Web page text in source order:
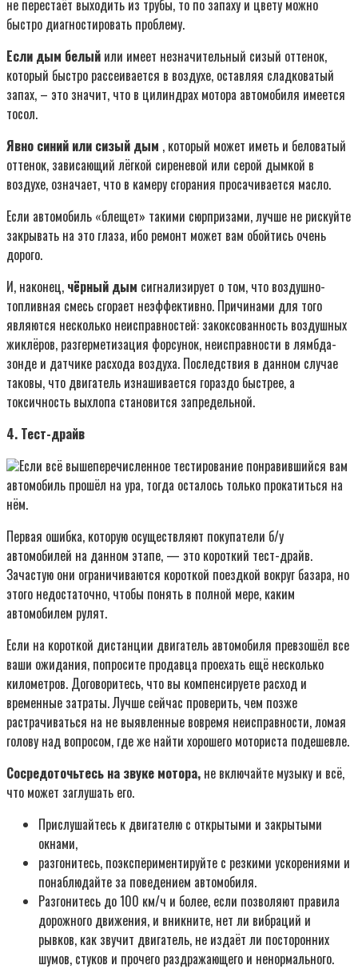
не перестаёт выходить из трубы, то по запаху и цвету можно
быстро диагностировать проблему.
Если дым белый или имеет незначительный сизый оттенок,
который быстро рассеивается в воздухе, оставляя сладковатый
запах, – это значит, что в цилиндрах мотора автомобиля имеется
тосол.
Явно синий или сизый дым , который может иметь и беловатый
оттенок, зависающий лёгкой сиреневой или серой дымкой в
воздухе, означает, что в камеру сгорания просачивается масло.
Если автомобиль «блещет» такими сюрпризами, лучше не рискуйте
закрывать на это глаза, ибо ремонт может вам обойтись очень
дорого.
И, наконец, чёрный дым сигнализирует о том, что воздушно-
топливная смесь сгорает неэффективно. Причинами для того
являются несколько неисправностей: закоксованность воздушных
жиклёров, разгерметизация форсунок, неисправности в лямбда-
зонде и датчике расхода воздуха. Последствия в данном случае
таковы, что двигатель изнашивается гораздо быстрее, а
токсичность выхлопа становится запредельной.
4. Тест-драйв
Если всё вышеперечисленное тестирование понравившийся вам
автомобиль прошёл на ура, тогда осталось только прокатиться на
нём.
Первая ошибка, которую осуществляют покупатели б/у
автомобилей на данном этапе, — это короткий тест-драйв.
Зачастую они ограничиваются короткой поездкой вокруг базара, но
этого недостаточно, чтобы понять в полной мере, каким
автомобилем рулят.
Если на короткой дистанции двигатель автомобиля превзошёл все
ваши ожидания, попросите продавца проехать ещё несколько
километров. Договоритесь, что вы компенсируете расход и
временные затраты. Лучше сейчас проверить, чем позже
растрачиваться на не выявленные вовремя неисправности, ломая
голову над вопросом, где же найти хорошего моториста подешевле.
Сосредоточьтесь на звуке мотора, не включайте музыку и всё,
что может заглушать его.
Прислушайтесь к двигателю с открытыми и закрытыми
окнами,
разгонитесь, поэкспериментируйте с резкими ускорениями и
понаблюдайте за поведением автомобиля.
Разгонитесь до 100 км/ч и более, если позволяют правила
дорожного движения, и вникните, нет ли вибраций и
рывков, как звучит двигатель, не издаёт ли посторонних
шумов, стуков и прочего раздражающего и ненормального.